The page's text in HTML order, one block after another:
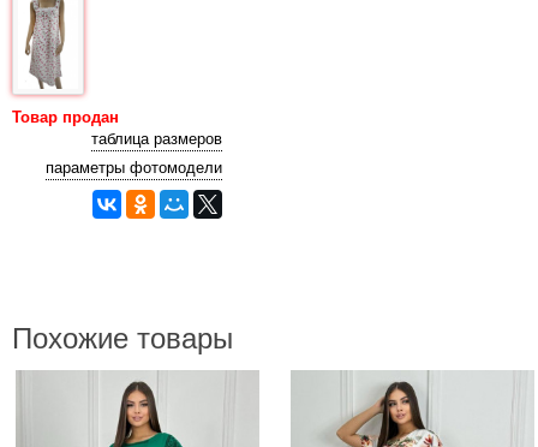
Товар продан
таблица размеров
параметры фотомодели
Похожие товары